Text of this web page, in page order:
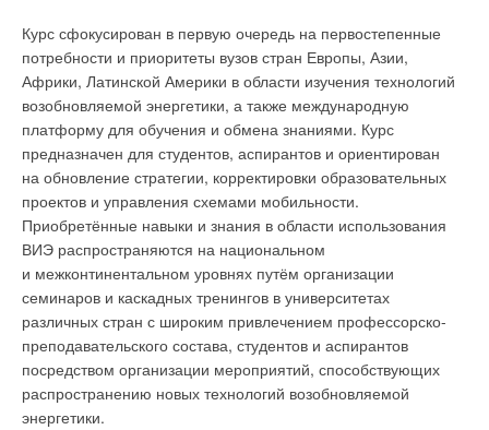
Курс сфокусирован в первую очередь на первостепенные
потребности и приоритеты вузов стран Европы, Азии,
Африки, Латинской Америки в области изучения технологий
возобновляемой энергетики, а также международную
платформу для обучения и обмена знаниями. Курс
предназначен для студентов, аспирантов и ориентирован
на обновление стратегии, корректировки образовательных
проектов и управления схемами мобильности.
Приобретённые навыки и знания в области использования
ВИЭ распространяются на национальном
и межконтинентальном уровнях путём организации
семинаров и каскадных тренингов в университетах
различных стран с широким привлечением профессорско-
преподавательского состава, студентов и аспирантов
посредством организации мероприятий, способствующих
распространению новых технологий возобновляемой
энергетики.